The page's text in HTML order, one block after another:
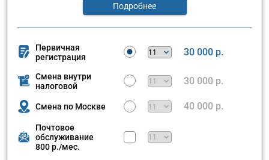
Подробнее
Первичная
регистрация
30 000 р.
Смена внутри
налоговой
30 000 р.
Смена по Москве 40 000 р.
Почтовое
обслуживание
800 р./мес.